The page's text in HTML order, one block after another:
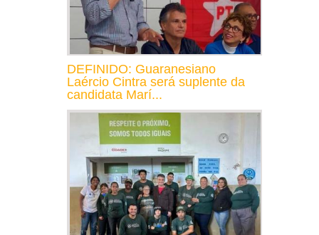
DEFINIDO: Guaranesiano
Laércio Cintra será suplente da
candidata Marí...